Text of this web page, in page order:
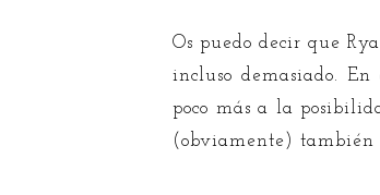
Os puedo decir que
incluso demasiado.
poco más a la
(obviamente) también